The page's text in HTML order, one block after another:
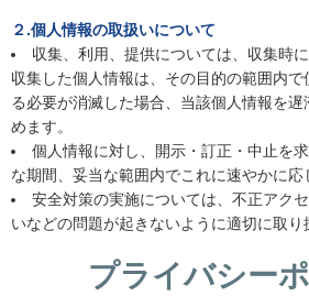
２.個人情報の取扱いについて
収集、利用、提供については、収集時
収集した個人情報は、その目的の範囲内
る必要が消滅した場合、当該個人情報を
めます。
個人情報に対し、開示・訂正・中止を
な期間、妥当な範囲内でこれに速やかに応
安全対策の実施については、不正アク
いなどの問題が起きないように適切に取り
プライバシー